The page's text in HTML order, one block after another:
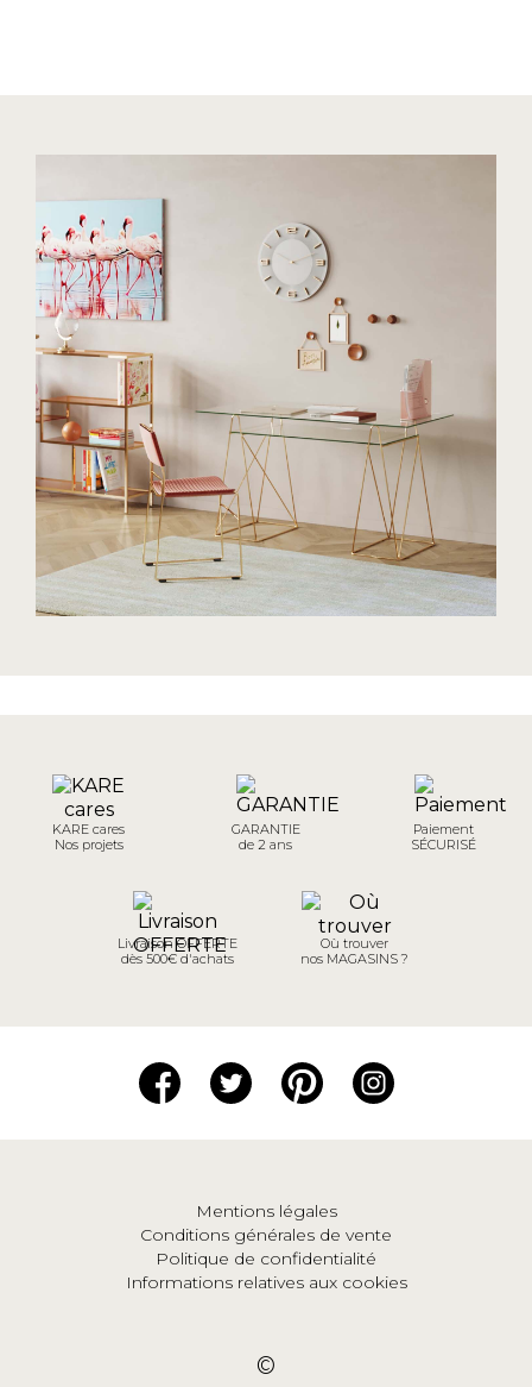
KARE cares
Nos projets
GARANTIE
de 2 ans
Paiement
SÉCURISÉ
Livraison OFFERTE
dès 500€ d'achats
Où trouver
nos MAGASINS ?
Mentions légales
Conditions générales de vente
Politique de confidentialité
Informations relatives aux cookies
©